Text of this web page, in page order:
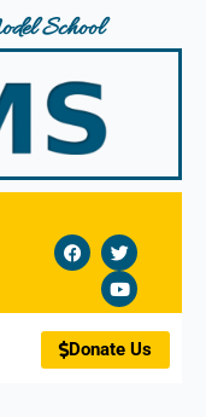
School
F
a
c
b
o
o
k
T
w
i
t
t
e
r
Y
o
u
t
u
b
e
Donate Us